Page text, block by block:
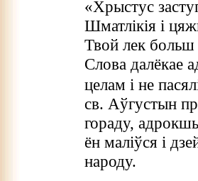
«Хрыстус
Шматлікія і
Твой лек
Слова далёкае
целам і не
св. Аўгустын
гораду,
ён маліўся і
народу.